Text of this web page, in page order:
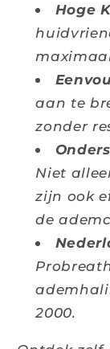
Hoge
aan te
zonder
Niet
zijn ook
de
2000.